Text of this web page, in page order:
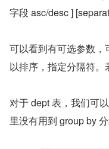
字段 asc/desc ]
可以看到有可选参数
以排序，指定分隔符。
对于 dept 表，我们可
里没有用到 group by